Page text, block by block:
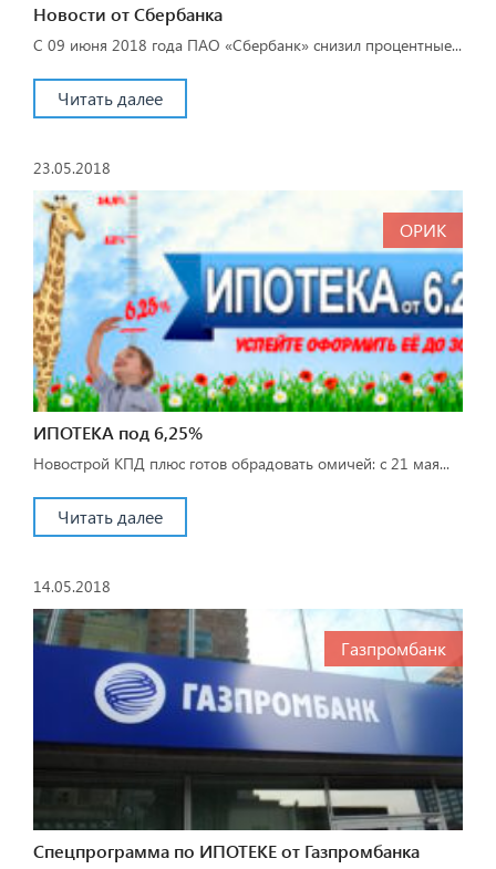
Новости от Сбербанка
С 09 июня 2018 года ПАО «Сбербанк» снизил процентные...
Читать далее
23.05.2018
ОРИК
ИПОТЕКА под 6,25%
Новострой КПД плюс готов обрадовать омичей: с 21 мая...
Читать далее
14.05.2018
Газпромбанк
Спецпрограмма по ИПОТЕКЕ от Газпромбанка